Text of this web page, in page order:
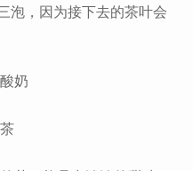
泡，因为接下去的茶叶会
奶